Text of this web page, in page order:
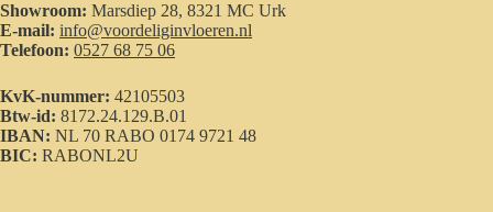
Showroom: Marsdiep 28, 8321 MC Urk
E-mail: info@voordeliginvloeren.nl
Telefoon: 0527 68 75 06
KvK-nummer: 42105503
Btw-id: 8172.24.129.B.01
IBAN: NL 70 RABO 0174 9721 48
BIC: RABONL2U